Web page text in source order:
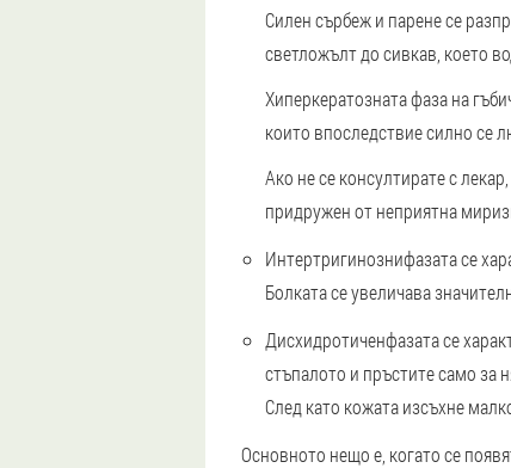
Силен сърбеж и парене се
светложълт до сивкав, което
Хиперкератозната фаза на
които впоследствие силно се
Ако не се консултирате с
придружен от неприятна
Интертригинознифазата се
Болката се увеличава
Дисхидротиченфазата се
стъпалото и пръстите само за
След като кожата изсъхне
Основното нещо е, когато се